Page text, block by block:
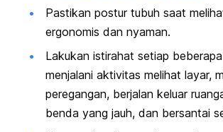
Pastikan postur tubuh saat
ergonomis dan nyaman.
Lakukan istirahat setiap
menjalani aktivitas melihat layar,
peregangan, berjalan keluar
benda yang jauh, dan bersantai